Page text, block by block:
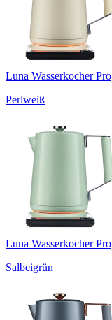
Luna Wasserkocher Pro
Perlweiß
Luna Wasserkocher Pro
Salbeigrün